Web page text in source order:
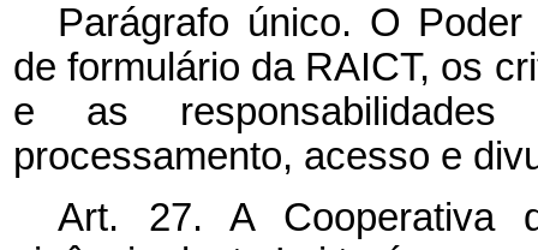
Parágrafo único. O
de formulário da RAICT, os
e as
processamento, acesso e
Art. 27. A Cooperativa